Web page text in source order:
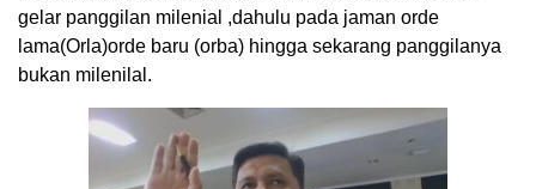
gelar panggilan milenial ,dahulu pada jaman orde
lama(Orla)orde baru (orba) hingga sekarang panggilanya
bukan milenilal.